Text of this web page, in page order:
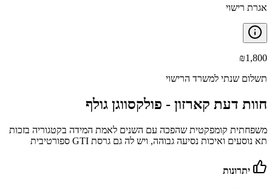
אגרת רישוי
₪1,800
תשלום שנתי למשרד הרישוי
חוות דעת קארזון - פולקסווגן גולף
משפחתית קומפקטית שהפכה עם השנים לאמת המידה בקטגוריה בזכות
תא נוסעים ואיכות נסיעה גבוהה, ויש לה גם גרסת GTI ספורטיבית
יתרונות